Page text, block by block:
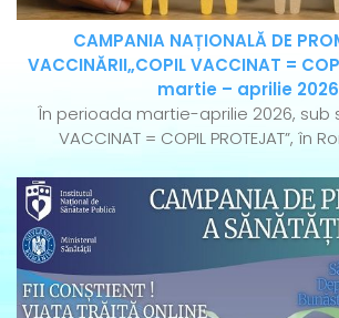
CAMPANIA NAȚIONALĂ DE
VACCINĂRII„COPIL VACCINAT =
martie – aprilie 2026
În perioada martie-aprilie 2026, sub
VACCINAT = COPIL PROTEJAT”, în